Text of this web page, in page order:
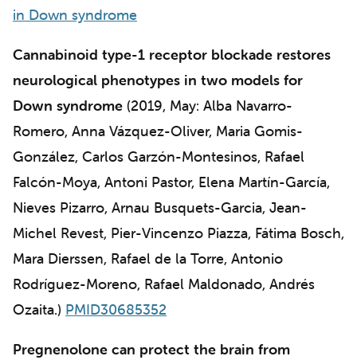
in Down syndrome
Cannabinoid type-1 receptor blockade restores
neurological phenotypes in two models for
Down syndrome (2019, May: Alba Navarro-
Romero, Anna Vázquez-Oliver, Maria Gomis-
González, Carlos Garzón-Montesinos, Rafael
Falcón-Moya, Antoni Pastor, Elena Martín-García,
Nieves Pizarro, Arnau Busquets-Garcia, Jean-
Michel Revest, Pier-Vincenzo Piazza, Fátima Bosch,
Mara Dierssen, Rafael de la Torre, Antonio
Rodríguez-Moreno, Rafael Maldonado, Andrés
Ozaita.) PMID30685352
Pregnenolone can protect the brain from